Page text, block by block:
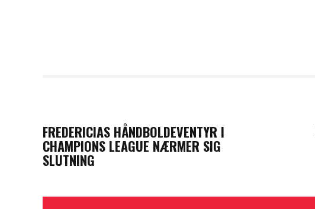
FREDERICIAS HÅNDBOLDEVENTYR I
CHAMPIONS LEAGUE NÆRMER SIG
SLUTNING